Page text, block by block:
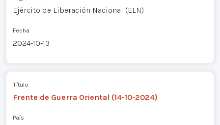
Ejército de Liberación Nacional (ELN)
Fecha
2024-10-13
Título
Frente de Guerra Oriental (14-10-2024)
País